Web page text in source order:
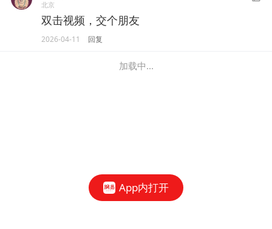
北京
双击视频，交个朋友
2026-04-11 回复
加载中...
App内打开